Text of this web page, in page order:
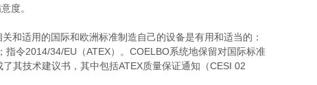
度。
和适用的国际和欧洲标准制造自己的设备是有用和适当的：
令2014/34/EU（ATEX）。COELBO系统地保留对国际标准
其技术建议书，其中包括ATEX质量保证通知（CESI 02